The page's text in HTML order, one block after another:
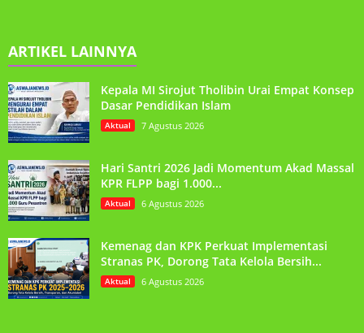
ARTIKEL LAINNYA
Kepala MI Sirojut Tholibin Urai Empat Konsep
Dasar Pendidikan Islam
Aktual 7 Agustus 2026
Hari Santri 2026 Jadi Momentum Akad Massal
KPR FLPP bagi 1.000...
Aktual 6 Agustus 2026
Kemenag dan KPK Perkuat Implementasi
Stranas PK, Dorong Tata Kelola Bersih...
Aktual 6 Agustus 2026